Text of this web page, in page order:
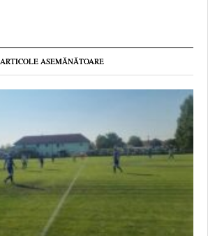
ARTICOLE ASEMĂNĂTOARE